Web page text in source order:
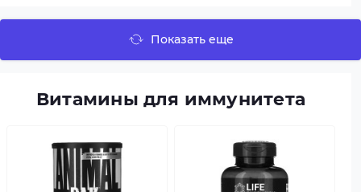
Показать еще
Витамины для иммунитета